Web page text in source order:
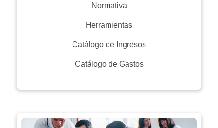
Normativa
Herramientas
Catálogo de Ingresos
Catálogo de Gastos